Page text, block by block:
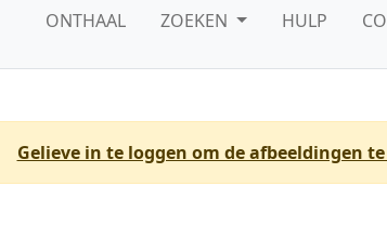
ONTHAAL ZOEKEN HULP
Gelieve in te loggen om de afbeeldingen